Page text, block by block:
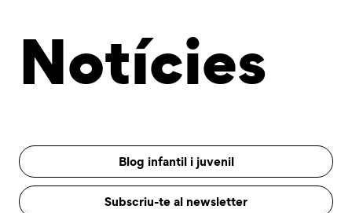
Notícies
Blog infantil i juvenil
Subscriu-te al newsletter